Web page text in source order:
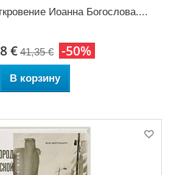
Иоанна Богослова....
€ 41,35 € -50%
В корзину